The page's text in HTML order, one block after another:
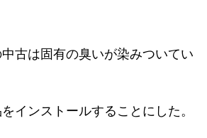
古は固有の臭いが染みついてい
インストールすることにした。